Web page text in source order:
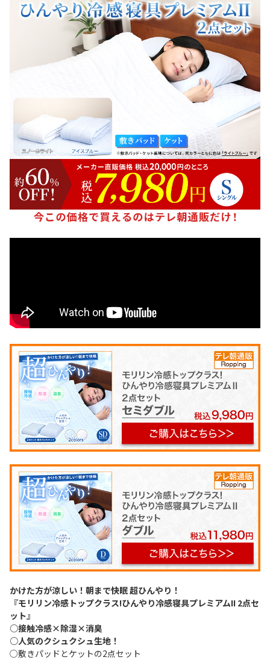
かけた方が涼しい！朝まで快眠 超ひんやり！
『モリリン冷感トップクラス!ひんやり冷感寝具プレミアムII 2点セ
ット』
○接触冷感×除湿×消臭
○人気のクシュクシュ生地！
○敷きパッドとケットの2点セット